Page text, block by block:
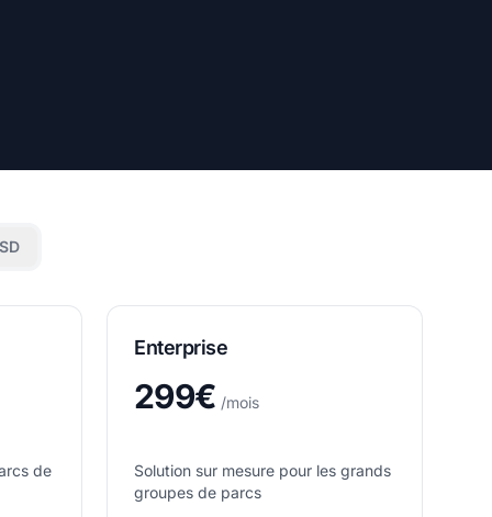
de
Enterprise
299€ /mois
Solution sur mesure pour les grands
groupes de parcs